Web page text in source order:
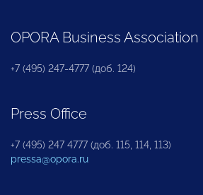
OPORA Business Association
+7 (495) 247-4777 (доб. 124)
Press Office
+7 (495) 247 4777 (доб. 115, 114, 113)
pressa@opora.ru